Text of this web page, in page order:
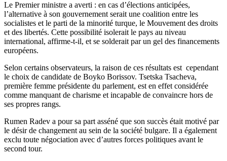
Le Premier ministre a averti : en cas d’élections anticipées,
l’alternative à son gouvernement serait une coalition entre les
socialistes et le parti de la minorité turque, le Mouvement des droits
et des libertés. Cette possibilité isolerait le pays au niveau
international, affirme-t-il, et se solderait par un gel des financements
européens.
Selon certains observateurs, la raison de ces résultats est cependant
le choix de candidate de Boyko Borissov. Tsetska Tsacheva,
première femme présidente du parlement, est en effet considérée
comme manquant de charisme et incapable de convaincre hors de
ses propres rangs.
Rumen Radev a pour sa part asséné que son succès était motivé par
le désir de changement au sein de la société bulgare. Il a également
exclu toute négociation avec d’autres forces politiques avant le
second tour.